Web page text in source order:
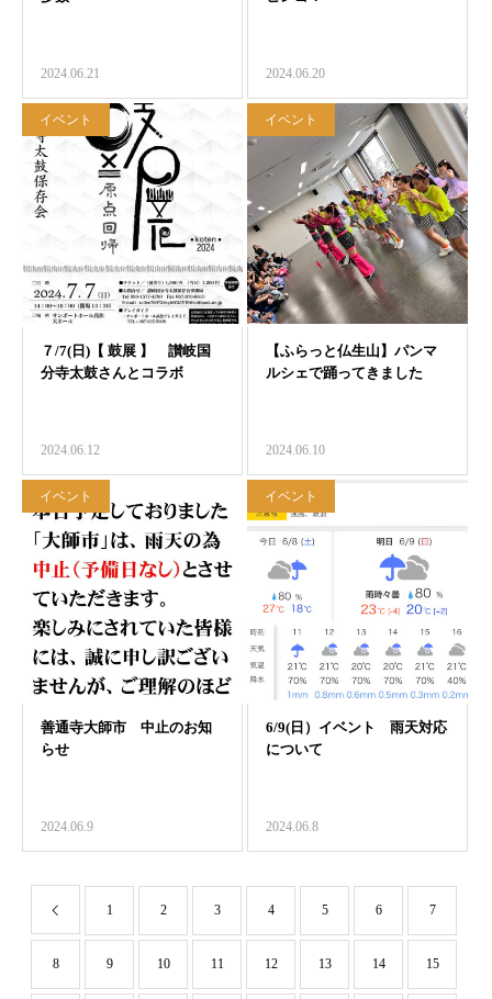
2024.06.21 2024.06.20
イベント
2024.06.12
イベント
2024.06.10
イベント
2024.06.9
イベント
2024.06.8
1 2 3 4 5 6 7
8 9 10 11 12 13 14 15